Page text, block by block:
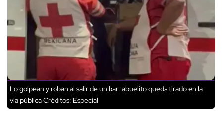
Lo golpean y roban al salir de un bar: abuelito queda tirado en la
vía públicaCréditos: Especial